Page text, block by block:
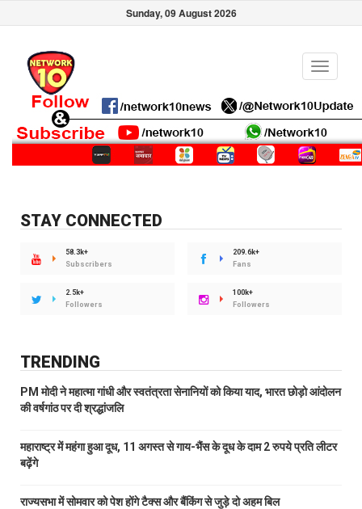
Sunday, 09 August 2026
Toggle
STAY CONNECTED
58.3k+
Subscribers
209.6k+
Fans
2.5k+
Followers
100k+
Followers
TRENDING
PM मोदी ने महात्मा गांधी और स्वतंत्रता सेनानियों को किया याद, भारत छोड़ो आंदोलन
की वर्षगांठ पर दी श्रद्धांजलि
महाराष्ट्र में महंगा हुआ दूध, 11 अगस्त से गाय-भैंस के दूध के दाम 2 रुपये प्रति लीटर
बढ़ेंगे
राज्यसभा में सोमवार को पेश होंगे टैक्स और बैंकिंग से जुड़े दो अहम बिल